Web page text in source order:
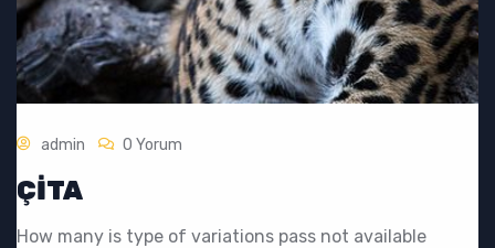
admin 0 Yorum
ÇITA
How many is type of variations pass not available